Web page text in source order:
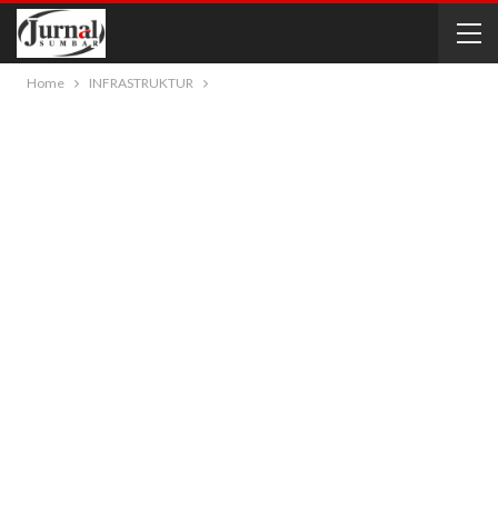
Home INFRASTRUKTUR